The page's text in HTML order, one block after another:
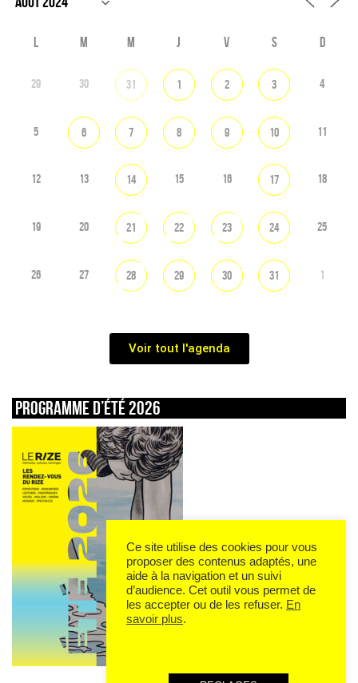
L M M J V S D
29 30 31 1 2 3 4
5 6 7 8 9 10 11
12 13 14 15 16 17 18
19 20 21 22 23 24 25
26 27 28 29 30 31 1
Voir tout l'agenda
Programme d’été 2026
Ce site utilise des cookies pour vous
proposer des contenus adaptés, une
aide à la navigation et un suivi
d’audience. Cet outil vous permet de
les accepter ou de les refuser. En
savoir plus.